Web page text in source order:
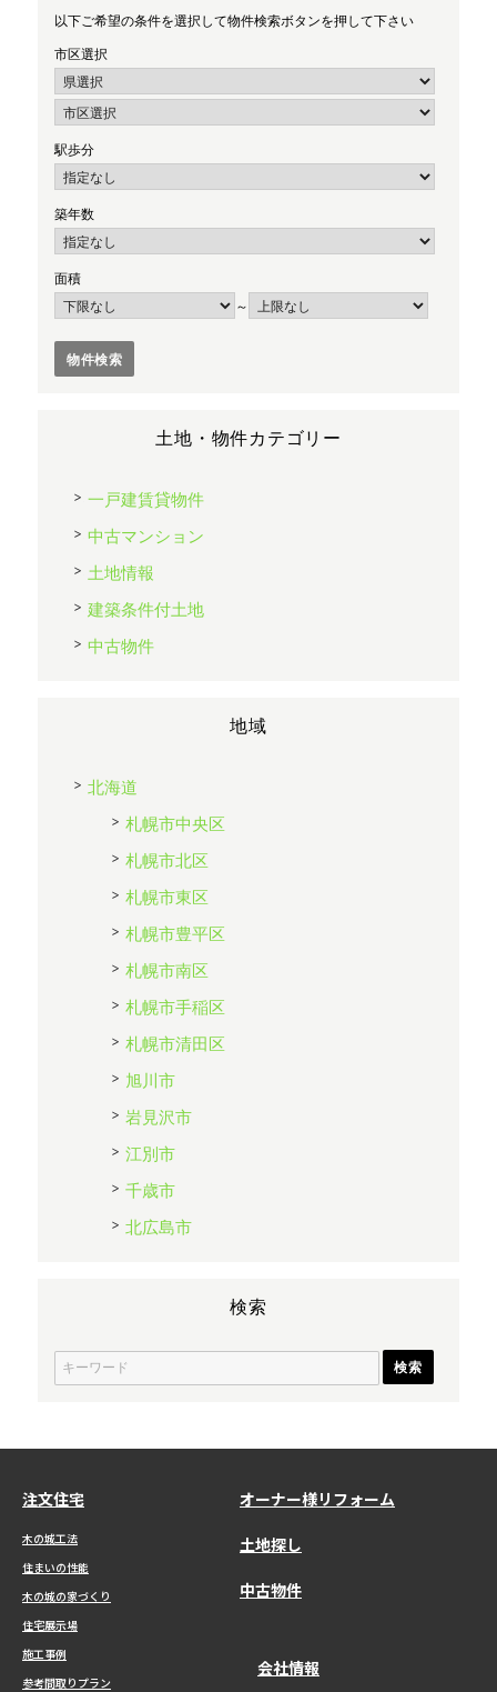
以下ご希望の条件を選択して物件検索ボタンを押して下さい
市区選択
駅歩分
築年数
面積
～
土地・物件カテゴリー
一戸建賃貸物件
中古マンション
土地情報
建築条件付土地
中古物件
地域
北海道
札幌市中央区
札幌市北区
札幌市東区
札幌市豊平区
札幌市南区
札幌市手稲区
札幌市清田区
旭川市
岩見沢市
江別市
千歳市
北広島市
検索
e
c
f
r
注文住宅
木の城工法
住まいの性能
木の城の家づくり
住宅展示場
施工事例
参考間取りプラン
オーナー様リフォーム
土地探し
中古物件
会社情報